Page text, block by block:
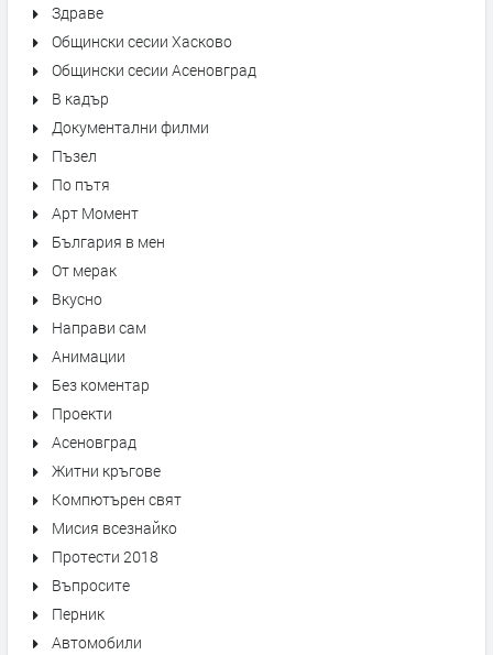
Здраве
Общински сесии Хасково
Общински сесии Асеновград
В кадър
Документални филми
Пъзел
По пътя
Арт Момент
България в мен
От мерак
Вкусно
Направи сам
Анимации
Без коментар
Проекти
Асеновград
Житни кръгове
Компютърен свят
Мисия всезнайко
Протести 2018
Въпросите
Перник
Автомобили